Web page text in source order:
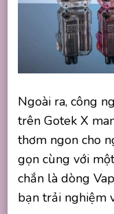
Ngoài ra, công
trên Gotek X
thơm ngon cho
gọn cùng với
chắn là dòng
bạn trải nghiệm